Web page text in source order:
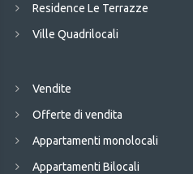
Residence Le Terrazze
Ville Quadrilocali
Vendite
Offerte di vendita
Appartamenti monolocali
Appartamenti Bilocali